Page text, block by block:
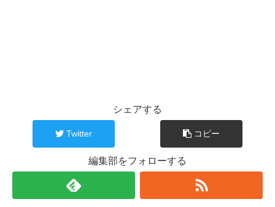
シェアする
Twitter コピー
編集部をフォローする